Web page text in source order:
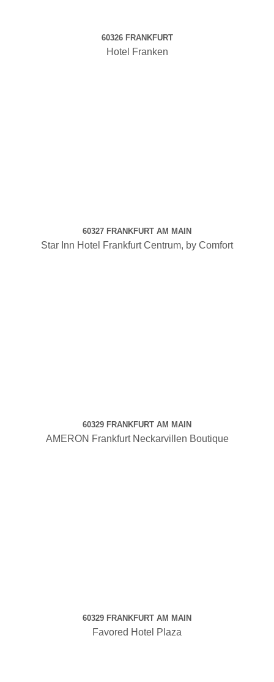
60326 FRANKFURT
Hotel Franken
60327 FRANKFURT AM MAIN
Star Inn Hotel Frankfurt Centrum, by Comfort
60329 FRANKFURT AM MAIN
AMERON Frankfurt Neckarvillen Boutique
60329 FRANKFURT AM MAIN
Favored Hotel Plaza